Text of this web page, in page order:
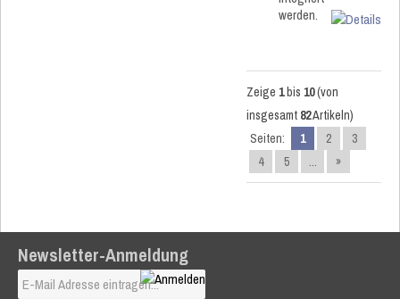
werden.
Zeige 1bis 10(von
insgesamt 82Artikeln)
Seiten:
1 2
3
4
5 ... »
Newsletter-Anmeldung